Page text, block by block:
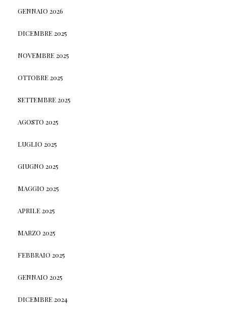
GENNAIO 2026
DICEMBRE 2025
NOVEMBRE 2025
OTTOBRE 2025
SETTEMBRE 2025
AGOSTO 2025
LUGLIO 2025
GIUGNO 2025
MAGGIO 2025
APRILE 2025
MARZO 2025
FEBBRAIO 2025
GENNAIO 2025
DICEMBRE 2024